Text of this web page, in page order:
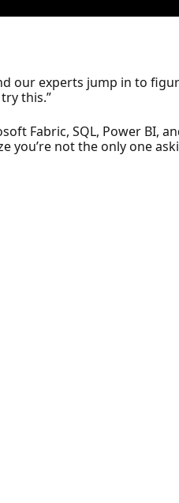
our experts jump in to
this.”
Fabric, SQL, Power BI,
you’re not the only one